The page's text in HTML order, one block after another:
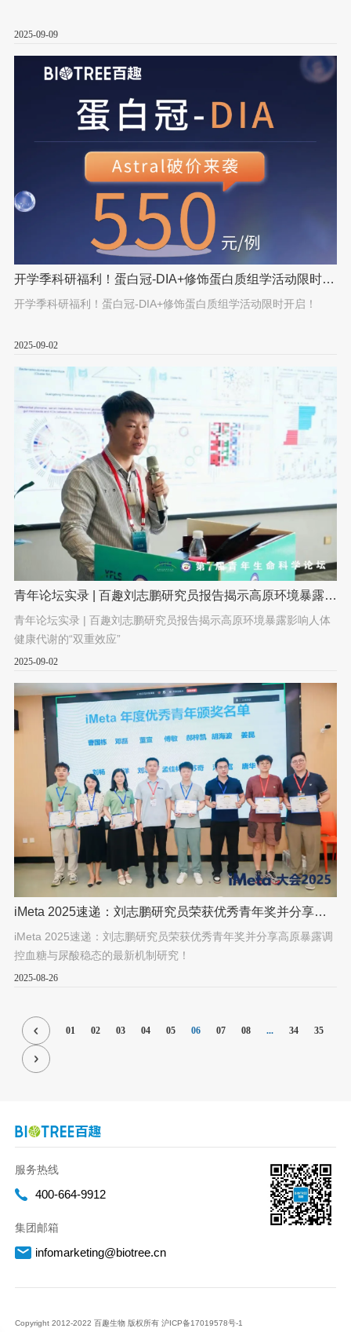
2025-09-09
开学季科研福利！蛋白冠-DIA+修饰蛋白质组学活动限时开
开学季科研福利！蛋白冠-DIA+修饰蛋白质组学活动限时开启！
2025-09-02
青年论坛实录 | 百趣刘志鹏研究员报告揭示高原环境暴露影
青年论坛实录 | 百趣刘志鹏研究员报告揭示高原环境暴露影响人体
健康代谢的“双重效应”
2025-09-02
iMeta 2025速递：刘志鹏研究员荣获优秀青年奖并分享高
iMeta 2025速递：刘志鹏研究员荣获优秀青年奖并分享高原暴露调
控血糖与尿酸稳态的最新机制研究！
2025-08-26
01 02 03 04 05 06 07 08 ... 34 35
服务热线
400-664-9912
集团邮箱
infomarketing@biotree.cn
Copyright 2012-2022 百趣生物 版权所有 沪ICP备17019578号-1